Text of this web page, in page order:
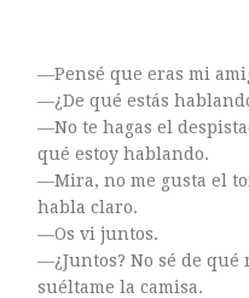
mayo 2021
octubre 2018
enero 2016
—Pensé que eras mi
—¿De qué estás
—No te hagas el
qué estoy hablando.
—Mira, no me gusta el
habla claro.
—Os vi juntos.
—¿Juntos? No sé de qué
suéltame la camisa.